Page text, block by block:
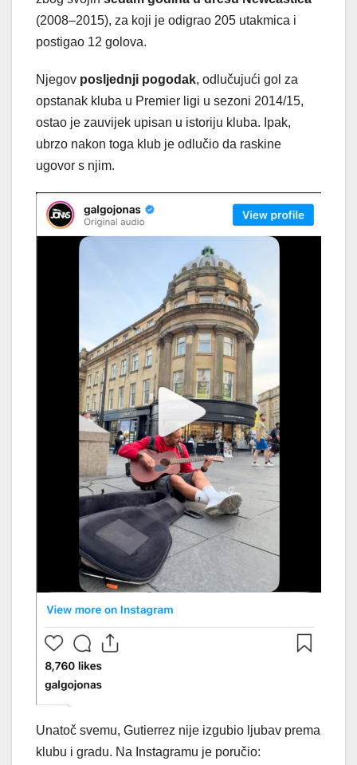
(2008–2015), za koji je odigrao 205 utakmica i
postigao 12 golova.
Njegov posljednji pogodak, odlučujući gol za
opstanak kluba u Premier ligi u sezoni 2014/15,
ostao je zauvijek upisan u istoriju kluba. Ipak,
ubrzo nakon toga klub je odlučio da raskine
ugovor s njim.
Unatoč svemu, Gutierrez nije izgubio ljubav prema
klubu i gradu. Na Instagramu je poručio: